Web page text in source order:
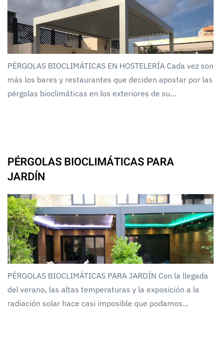
PÉRGOLAS BIOCLIMÁTICAS EN HOSTELERÍA Cada vez son
más los bares y restaurantes que deciden apostar por las
pérgolas bioclimáticas en los exteriores de su...
PÉRGOLAS BIOCLIMÁTICAS PARA
JARDÍN
PÉRGOLAS BIOCLIMÁTICAS PARA JARDÍN Con la llegada
del verano, las altas temperaturas y la exposición a la
radiación solar hace casi imposible que podamos...